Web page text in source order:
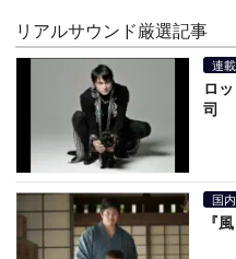
リアルサウンド厳選記事
連載
ロ
司
国
『